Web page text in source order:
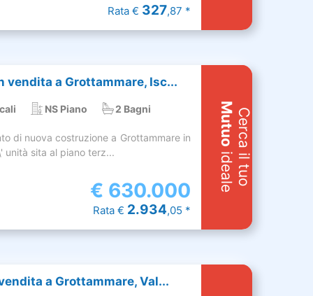
Rata € 327,87 *
vendita a Grottammare, Isc...
NS Piano 2 Bagni
di nuova costruzione a Grottammare in
unità sita al piano terz...
€ 630.000
Rata € 2.934,05 *
Cerca il tuo
Mutuo
ideale
a Grottammare, Val...